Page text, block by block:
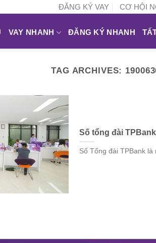
ĐĂNG KÝ VAY CƠ HỘI
VAY NHANH ĐĂNG KÝ NHANH
TAG ARCHIVES:
Số tổng đài
Số Tổng đài TPBank